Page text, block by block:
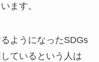
ます。
ようになったSDGs
ているという人は